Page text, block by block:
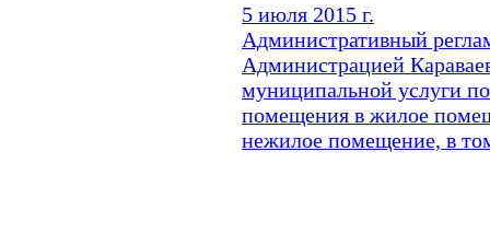
5 июля 2015 г.
Административный
Администрацией
муниципальной услуги
помещения в жилое
нежилое помещение, в